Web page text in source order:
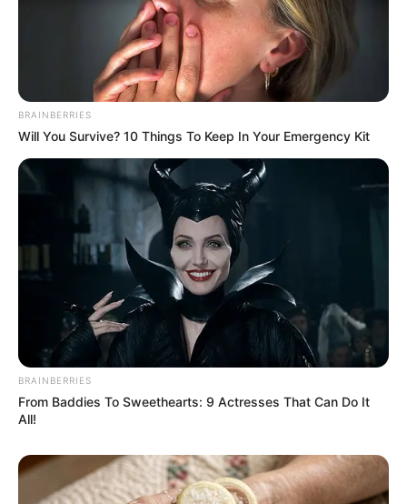
BRAINBERRIES
Will You Survive? 10 Things To Keep In Your Emergency Kit
BRAINBERRIES
From Baddies To Sweethearts: 9 Actresses That Can Do It
All!